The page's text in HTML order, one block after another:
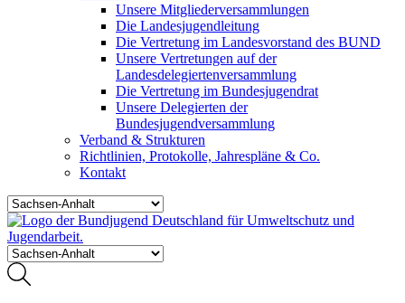
Unsere Mitgliederversammlungen
Die Landesjugendleitung
Die Vertretung im Landesvorstand des BUND
Unsere Vertretungen auf der
Landesdelegiertenversammlung
Die Vertretung im Bundesjugendrat
Unsere Delegierten der
Bundesjugendversammlung
Verband & Strukturen
Richtlinien, Protokolle, Jahrespläne & Co.
Kontakt